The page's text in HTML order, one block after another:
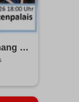
-